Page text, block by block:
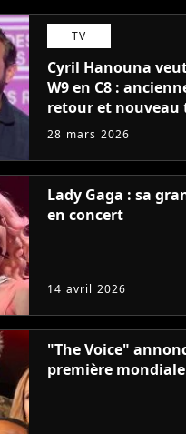
TV
Cyril Hanouna
W9 en C8 :
retour et nouveau
venir
28 mars 2026
Lady Gaga : sa
en concert
14 avril 2026
"The Voice"
première mondiale